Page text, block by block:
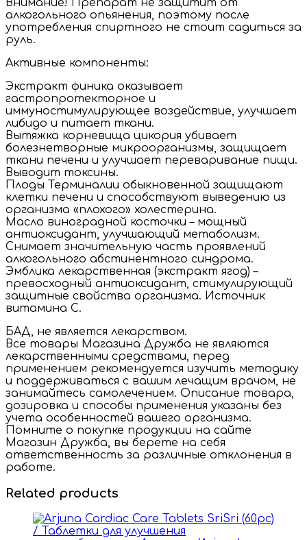
Внимание! Препарат не защитит от
алкогольного опьянения, поэтому после
употребления спиртного не стоит садиться за
руль.
Активные компоненты:
Экстракт финика оказывает
гастропротекторное и
иммуностимулирующее воздействие, улучшает
либидо и питает ткани.
Вытяжка корневища цикория убивает
болезнетворные микроорганизмы, защищает
ткани печени и улучшает переваривание пищи.
Выводит токсины.
Плоды Терминалии обыкновенной защищают
клетки печени и способствуют выведению из
организма «плохого» холестерина.
Масло виноградной косточки – мощный
антиоксидант, улучшающий метаболизм.
Снимает значительную часть проявлений
алкогольного абстинентного синдрома.
Эмблика лекарственная (экстракт ягод) –
превосходный антиоксидант, стимулирующий
защитные свойства организма. Источник
витамина С.
БАД, не является лекарством.
Все товары Магазина Дружба не являются
лекарственными средствами, перед
применением рекомендуется изучить методику
и поддерживаться с вашим лечащим врачом, не
занимайтесь самолечением. Описание товара,
дозировка и способы применения указаны без
учета особенностей вашего организма.
Помните о покупке продукции на сайте
Магазин Дружба, вы берете на себя
ответственность за различные отклонения в
работе.
Related products